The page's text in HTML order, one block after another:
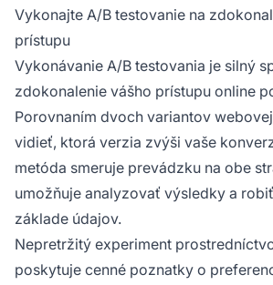
Vykonajte A/B testovanie na
prístupu
Vykonávanie A/B testovania je silný
zdokonalenie vášho prístupu online
Porovnaním dvoch variantov
vidieť, ktorá verzia zvýši vaše
metóda smeruje prevádzku na obe
umožňuje analyzovať výsledky a
základe údajov.
Nepretržitý experiment
poskytuje cenné poznatky o